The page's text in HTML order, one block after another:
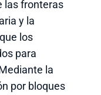
las fronteras
y la
los
para
la
por bloques